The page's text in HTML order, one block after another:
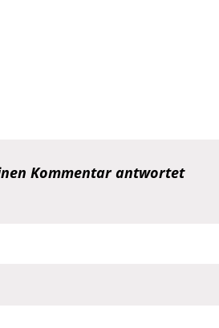
Kommentar antwortet